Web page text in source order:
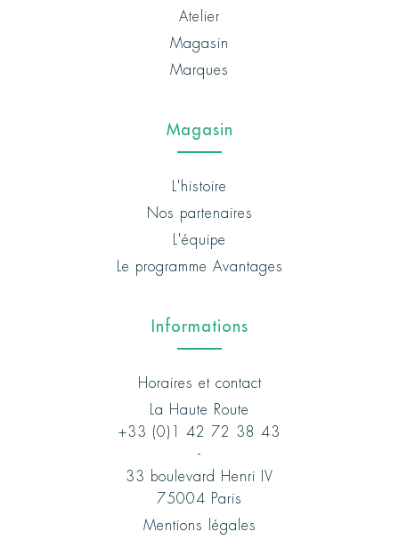
Atelier
Magasin
Marques
Magasin
L'histoire
Nos partenaires
L'équipe
Le programme Avantages
Informations
Horaires et contact
La Haute Route
+33 (0)1 42 72 38 43
-
33 boulevard Henri IV
75004 Paris
Mentions légales